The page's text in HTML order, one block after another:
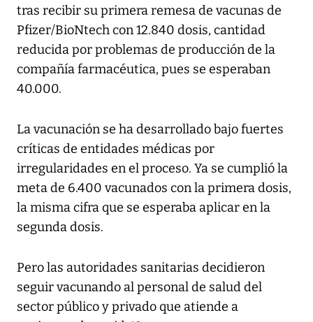
tras recibir su primera remesa de vacunas de
Pfizer/BioNtech con 12.840 dosis, cantidad
reducida por problemas de producción de la
compañía farmacéutica, pues se esperaban
40.000.
La vacunación se ha desarrollado bajo fuertes
críticas de entidades médicas por
irregularidades en el proceso. Ya se cumplió la
meta de 6.400 vacunados con la primera dosis,
la misma cifra que se esperaba aplicar en la
segunda dosis.
Pero las autoridades sanitarias decidieron
seguir vacunando al personal de salud del
sector público y privado que atiende a